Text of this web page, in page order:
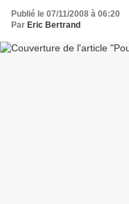
Publié le 07/11/2008 à 06:20
Par Eric Bertrand